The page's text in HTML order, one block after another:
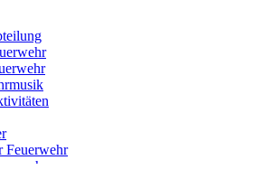
Feuerwehr